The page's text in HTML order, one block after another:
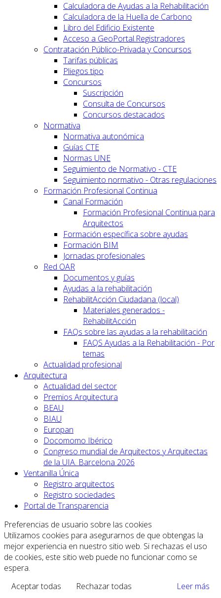
Calculadora de Ayudas a la Rehabilitación
Calculadora de la Huella de Carbono
Libro del Edificio Existente
Acceso a GeoPortal.Registradores
Contratación Público-Privada y Concursos
Tarifas públicas
Pliegos tipo
Concursos
Suscripción
Consulta de Concursos
Concursos destacados
Normativa
Normativa autonómica
Guías CTE
Normas UNE
Seguimiento de Normativo - CTE
Seguimiento normativo - Otras regulaciones
Formación Profesional Continua
Canal Formación
Formación Profesional Continua para
Arquitectos
Formación específica sobre ayudas
Formación BIM
Jornadas profesionales
Red OAR
Documentos y guías
Ayudas a la rehabilitación
RehabilitAcción Ciudadana (local)
Materiales generados -
RehabilitAcción
FAQs sobre las ayudas a la rehabilitación
FAQS Ayudas a la Rehabilitación - Por
temas
Actualidad profesional
Arquitectura
Actualidad del sector
Premios Arquitectura
BEAU
BIAU
Europan
Docomomo Ibérico
Congreso mundial de Arquitectos y Arquitectas
de la UIA. Barcelona 2026
Ventanilla Única
Registro arquitectos
Registro sociedades
Portal de Transparencia
Preferencias de usuario sobre las cookies
Utilizamos cookies para asegurarnos de que obtengas la
mejor experiencia en nuestro sitio web. Si rechazas el uso
de cookies, este sitio web puede no funcionar como se
espera.
Aceptar todas
Rechazar todas
Leer más